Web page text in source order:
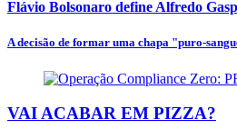
Flávio Bolsonaro define Alfredo
A decisão de formar uma chapa "puro-
VAI ACABAR EM PIZZA?